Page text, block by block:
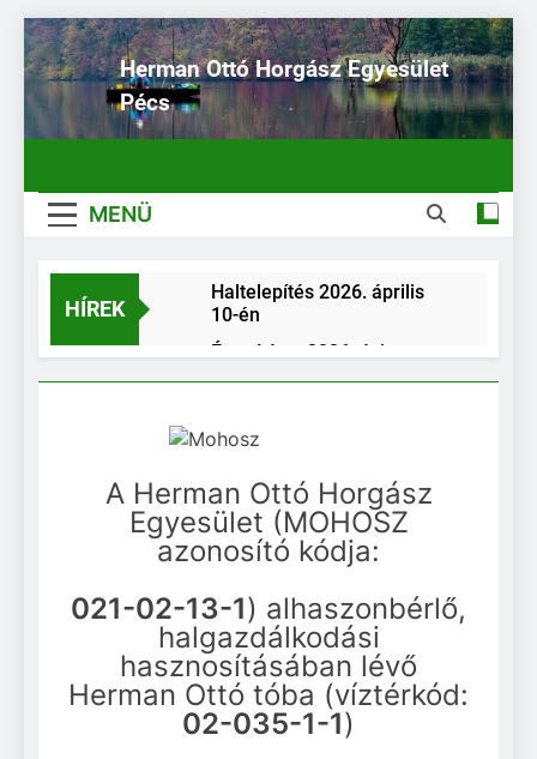
Ugrás
a
tartalomra
MENÜ
HÍREK
Haltelepítés 2026. április
10-én
Értesítés a 2026. évi
rendezvények időpontjairól
HORGÁSZ App-on keresztül
2025.11.26
Haltelepítés a MOHOSZ
Állománypótlási és
(ÁPFE) pályázati
támogatásával
ŐSZI TÁRSADALMI
MUNKA – 2025.
október 4. – 8:00
Haltelepítés
2025.03.21
Közgyűlés
2025.03.22
A Herman Ottó Horgász
Egyesület (MOHOSZ
azonosító kódja:
021-02-13-1) alhaszonbérlő,
halgazdálkodási
hasznosításában lévő
Herman Ottó tóba (víztérkód:
02-035-1-1)
Herman Ottó Horgász Egyesület
Pécs